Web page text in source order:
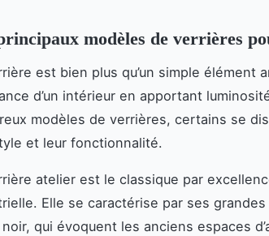
modèles de verrières
est bien plus qu’un simple élément
d’un intérieur en apportant
modèles de verrières, certains se
et leur fonctionnalité.
atelier est le classique par
Elle se caractérise par ses
qui évoquent les anciens espaces